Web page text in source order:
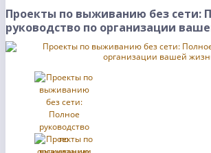
Проекты по выживанию без сети:
руководство по организации